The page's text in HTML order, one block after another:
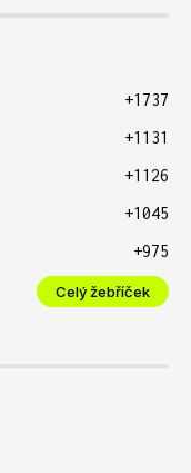
+1737
+1131
+1126
+1045
+975
Celý žebříček